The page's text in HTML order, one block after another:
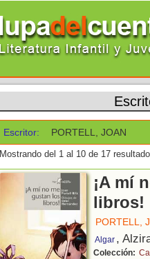
Escritor: PORTELL, JOAN
Mostrando del 1 al 10 de 17
¡A mí
libros!
PORTELL,
Algar ,
Colección: